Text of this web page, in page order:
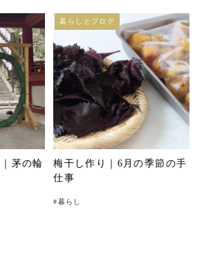
茅の輪
梅干し作り｜6月の季節の手
仕事
#暮らし
暮らしとブログ